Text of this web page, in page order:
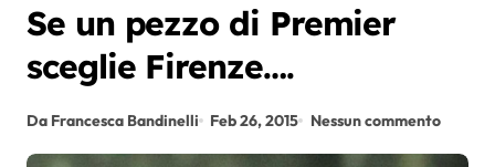
Se un pezzo di Premier
sceglie Firenze….
Da Francesca Bandinelli Feb 26, 2015 Nessun commento